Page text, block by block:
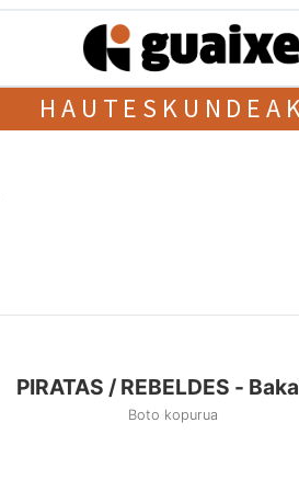
PIRATAS / REBELDES -
Boto kopurua